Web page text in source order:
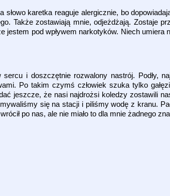
karetka reaguje alergicznie, bo
Także zostawiają mnie, odjeżdżają. Zostaje
jestem pod wpływem narkotyków. Niech umiera
i doszczętnie rozwalony nastrój. Podły,
Po takim czymś człowiek szuka tylko
jeszcze, że nasi najdrożsi koledzy zostawili
się na stacji i piliśmy wodę z kranu.
po nas, ale nie miało to dla mnie żadnego